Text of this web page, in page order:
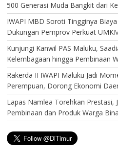
500 Generasi Muda Bangkit dari
IWAPI MBD Soroti Tingginya
Dukungan Pemprov Perkuat
Kunjungi Kanwil PAS Maluku,
Kelembagaan hingga Pembinaan
Rakerda II IWAPI Maluku Jadi
Perempuan, Dorong Ekonomi
Lapas Namlea Torehkan Prestasi,
Pembinaan dan Produk Warga